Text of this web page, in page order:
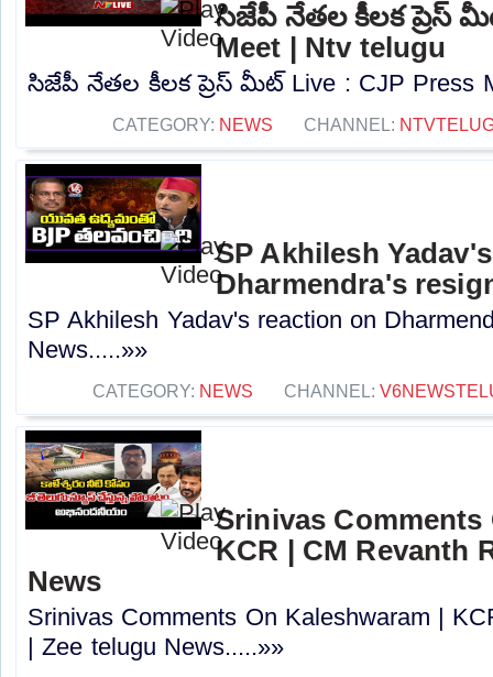
సిజేపీ నేతల కీలక ప్రెస్
Meet | Ntv telugu
సిజేపీ నేతల కీలక ప్రెస్ మీట్ Live : CJP Press
CATEGORY: NEWS CHANNEL:
SP Akhilesh
Dharmendra's
SP Akhilesh Yadav's reaction on
News.....»»
CATEGORY: NEWS CHANNEL:
Srinivas Comments
KCR | CM Revanth
News
Srinivas Comments On Kaleshwaram |
| Zee telugu News.....»»